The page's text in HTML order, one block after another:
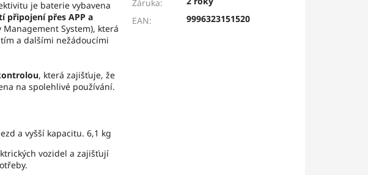
je baterie vybavena
připojení přes APP a
Management System), která
a dalšími nežádoucími
, která zajišťuje, že
na spolehlivé používání.
a vyšší kapacitu. 6,1 kg
vozidel a zajišťují
Záruka:
EAN: 9996323151520